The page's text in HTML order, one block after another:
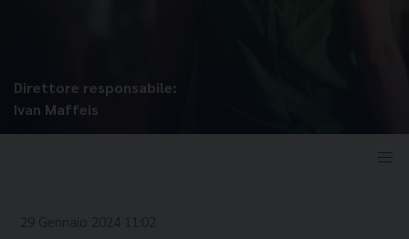
Direttore responsabile:
Ivan Maffeis